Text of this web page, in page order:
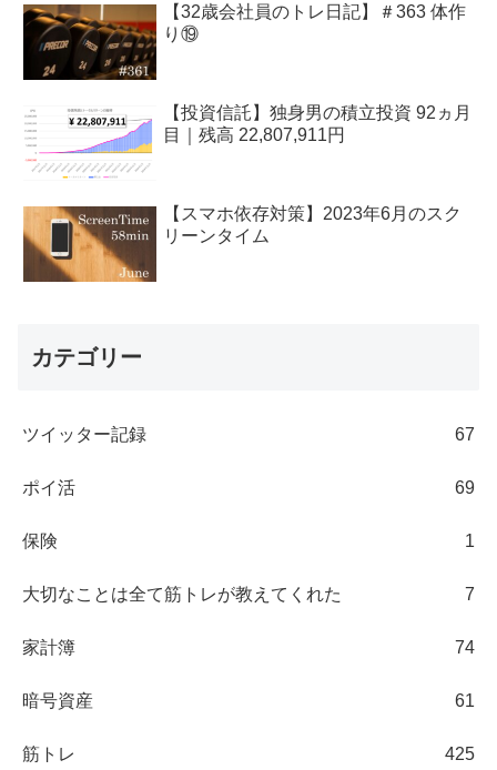
【32歳会社員のトレ日記】＃363 体作
り⑲
【投資信託】独身男の積立投資 92ヵ月
目｜残高 22,807,911円
【スマホ依存対策】2023年6月のスク
リーンタイム
カテゴリー
ツイッター記録 67
ポイ活 69
保険 1
大切なことは全て筋トレが教えてくれた 7
家計簿 74
暗号資産 61
筋トレ 425